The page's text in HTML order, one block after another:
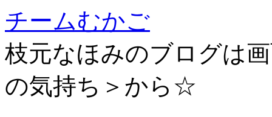
チームむかご
枝元なほみのブログは
の気持ち＞から☆